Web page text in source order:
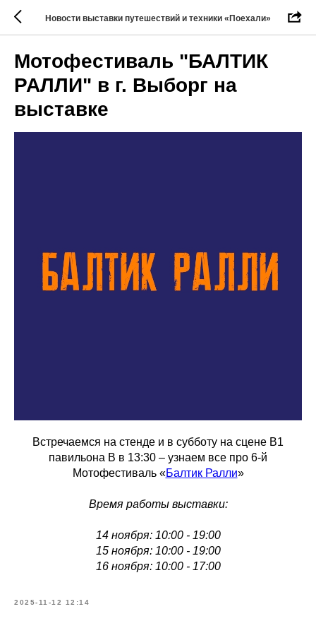
Новости выставки путешествий и техники «Поехали»
Мотофестиваль "БАЛТИК
РАЛЛИ" в г. Выборг на
выставке
Встречаемся на стенде и в субботу на сцене В1
павильона В в 13:30 – узнаем все про 6-й
Мотофестиваль «Балтик Ралли»
Время работы выставки:
14 ноября: 10:00 - 19:00
15 ноября: 10:00 - 19:00
16 ноября: 10:00 - 17:00
2025-11-12 12:14